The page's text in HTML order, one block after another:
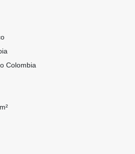
Colombia